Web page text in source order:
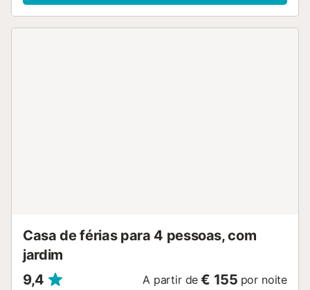
roupa. Jogos de tabuleiro e brinquedos também estão
Casa de férias para 4 pessoas, com
jardim
9,4
A partir de € 155 por noite